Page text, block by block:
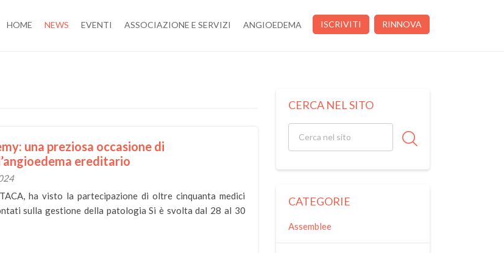
HOME NEWS EVENTI ASSOCIAZIONE E SERVIZI ANGIOEDEMA ISCRIVITI RINNOVA
una preziosa occasione di
ereditario
ha visto la partecipazione di oltre cinquanta medici
sulla gestione della patologia Si è svolta dal 28 al 30
CERCA NEL SITO
CATEGORIE
Assemblee